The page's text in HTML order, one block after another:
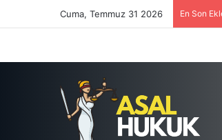
Cuma, Temmuz 31 2026 En Son